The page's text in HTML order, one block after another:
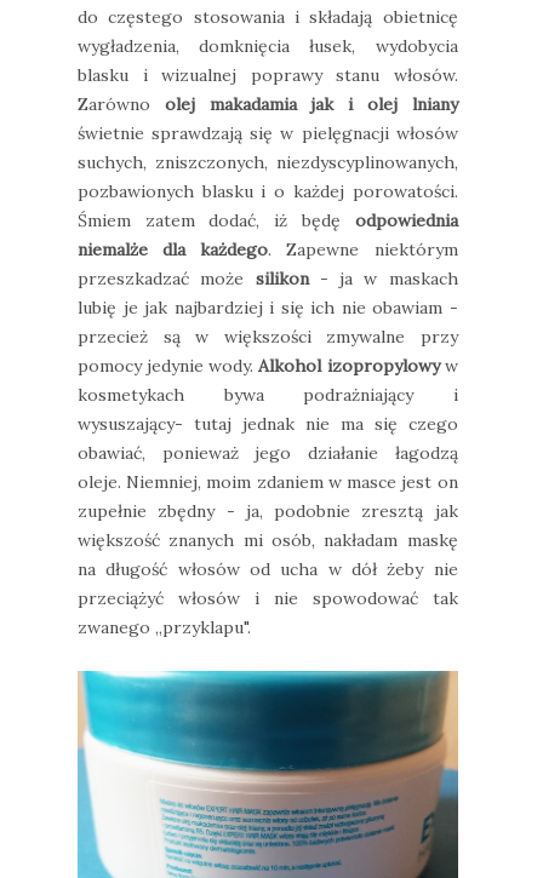
do częstego stosowania i składają obietnicę
wygładzenia, domknięcia łusek, wydobycia
blasku i wizualnej poprawy stanu włosów.
Zarówno olej makadamia jak i olej lniany
świetnie sprawdzają się w pielęgnacji włosów
suchych, zniszczonych, niezdyscyplinowanych,
pozbawionych blasku i o każdej porowatości.
Śmiem zatem dodać, iż będę odpowiednia
niemalże dla każdego. Zapewne niektórym
przeszkadzać może silikon- ja w maskach
lubię je jak najbardziej i się ich nie obawiam -
przecież są w większości zmywalne przy
pomocy jedynie wody.Alkohol izopropylowyw
kosmetykach bywa podrażniający i
wysuszający- tutaj jednak nie ma się czego
obawiać, ponieważ jego działanie łagodzą
oleje. Niemniej, moim zdaniem w masce jest on
zupełnie zbędny - ja, podobnie zresztą jak
większość znanych mi osób, nakładam maskę
na długość włosów od ucha w dół żeby nie
przeciążyć włosów i nie spowodować tak
zwanego ,,przyklapu".